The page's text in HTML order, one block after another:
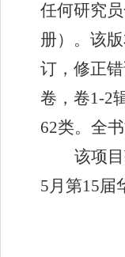
任何研究员
册）。该
订，修正
卷，卷1-2
62类。全
该项目
5月第15届